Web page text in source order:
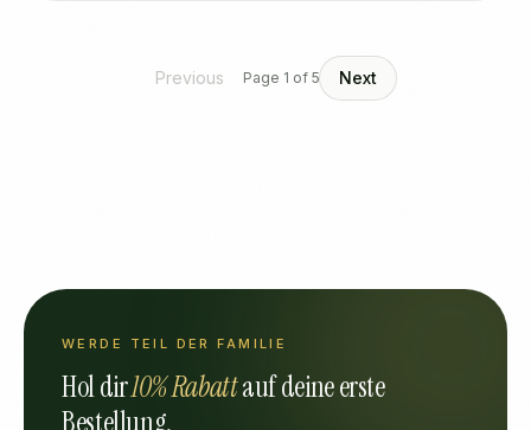
Previous Page 1 of 5 Next
WERDE TEIL DER FAMILIE
Hol dir10% Rabattauf deine erste
Bestellung.